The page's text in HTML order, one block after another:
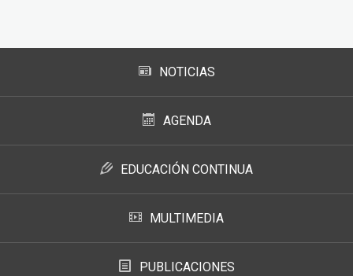
NOTICIAS
AGENDA
EDUCACIÓN CONTINUA
MULTIMEDIA
PUBLICACIONES